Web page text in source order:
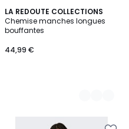
LA REDOUTE COLLECTIONS
Chemise manches longues
bouffantes
44,99 €
2
Couleurs